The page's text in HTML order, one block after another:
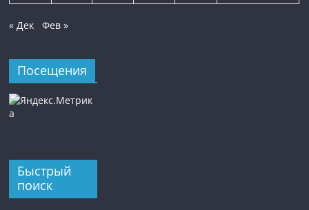
« Дек Фев »
Посещения
Быстрый
поиск